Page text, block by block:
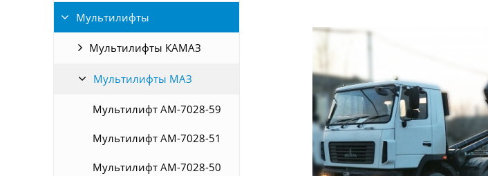
Мультилифты
Мультилифты КАМАЗ
Мультилифты МАЗ
Мультилифт АМ-7028-59
Мультилифт АМ-7028-51
Мультилифт АМ-7028-50